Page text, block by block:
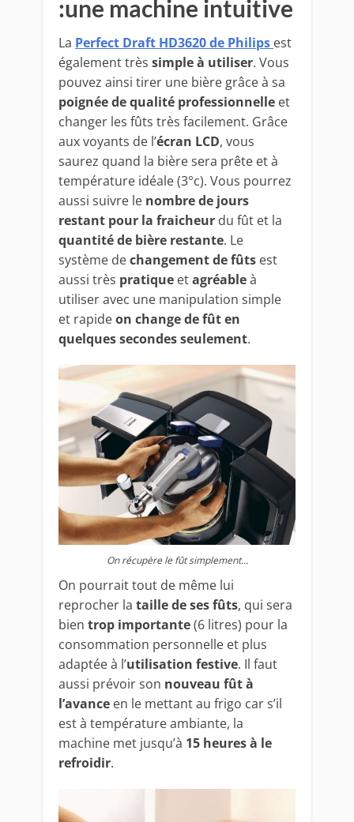
:une machine intuitive
La Perfect Draft HD3620 de Philips est
également très simple à utiliser. Vous
pouvez ainsi tirer une bière grâce à sa
poignée de qualité professionnelle et
changer les fûts très facilement. Grâce
aux voyants de l’écran LCD, vous
saurez quand la bière sera prête et à
température idéale (3°c). Vous pourrez
aussi suivre le nombre de jours
restant pour la fraicheur du fût et la
quantité de bière restante. Le
système dechangement de fûts est
aussi très pratique etagréableà
utiliser avec une manipulation simple
et rapideon change de fût en
quelques secondes seulement.
On récupère le fût simplement…
On pourrait tout de même lui
reprocher la taille de ses fûts, qui sera
bien trop importante(6 litres) pour la
consommation personnelle et plus
adaptée à l’utilisation festive. Il faut
aussi prévoir son nouveau fût à
l’avance en le mettant au frigo car s’il
est à température ambiante, la
machine met jusqu’à 15 heures à le
refroidir.